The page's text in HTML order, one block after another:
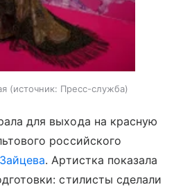
источник: Пресс-служба
для выхода на красную
российского
. Артистка показала
стилисты сделали